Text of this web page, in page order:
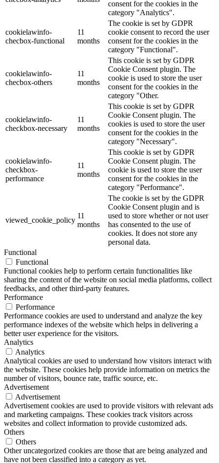
consent for the cookies in the
category "Analytics".
cookielawinfo-
checbox-functional
11
months
The cookie is set by GDPR
cookie consent to record the user
consent for the cookies in the
category "Functional".
cookielawinfo-
checbox-others
11
months
This cookie is set by GDPR
Cookie Consent plugin. The
cookie is used to store the user
consent for the cookies in the
category "Other.
cookielawinfo-
checkbox-necessary
11
months
This cookie is set by GDPR
Cookie Consent plugin. The
cookies is used to store the user
consent for the cookies in the
category "Necessary".
cookielawinfo-
checkbox-
performance
11
months
This cookie is set by GDPR
Cookie Consent plugin. The
cookie is used to store the user
consent for the cookies in the
category "Performance".
viewed_cookie_policy
11
months
The cookie is set by the GDPR
Cookie Consent plugin and is
used to store whether or not user
has consented to the use of
cookies. It does not store any
personal data.
Functional
Functional
Functional cookies help to perform certain functionalities like
sharing the content of the website on social media platforms, collect
feedbacks, and other third-party features.
Performance
Performance
Performance cookies are used to understand and analyze the key
performance indexes of the website which helps in delivering a
better user experience for the visitors.
Analytics
Analytics
Analytical cookies are used to understand how visitors interact with
the website. These cookies help provide information on metrics the
number of visitors, bounce rate, traffic source, etc.
Advertisement
Advertisement
Advertisement cookies are used to provide visitors with relevant ads
and marketing campaigns. These cookies track visitors across
websites and collect information to provide customized ads.
Others
Others
Other uncategorized cookies are those that are being analyzed and
have not been classified into a category as yet.